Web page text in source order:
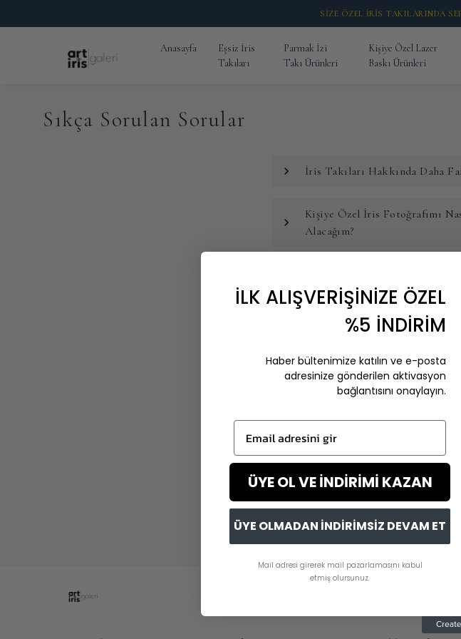
SİZE ÖZEL İRİS TAKILARINDA
Anasayfa
Eşsiz İris
Takıları
Parmak İzi
Takı Ürünleri
Kişiye Özel Lazer
Baskı Ürünleri
Sıkça Sorulan Sorular
İris Takıları Hakkında Daha
Kişiye Özel İris Fotoğrafımı
Alacağım?
Kişiselleştirilmiş Hediyem Ne
Sipariş Vermeden Önce
Miyim?
Kişiselleştirilmiş Bir Hediyeyi
Ödeme Detaylarını İçeriyor Mu?
Kişiselleştirilmiş Hediyelerde
Siparişimle İlgili Bir Sorun
İLK ALIŞVERİŞİNİZE ÖZEL
%5 İNDİRİM
Haber bültenimize katılın ve e-posta
adresinize gönderilen aktivasyon
bağlantısını onaylayın.
Email adresini gir
ÜYE OL VE İNDİRİMİ KAZAN
ÜYE OLMADAN İNDİRİMSİZ DEVAM ET
Mail adresi girerek mail pazarlamasını kabul
etmiş olursunuz.